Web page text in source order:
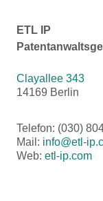
ETL IP
Clayallee 343
14169 Berlin
Telefon: (030)
Mail: info@etl-
Web: etl-ip.com